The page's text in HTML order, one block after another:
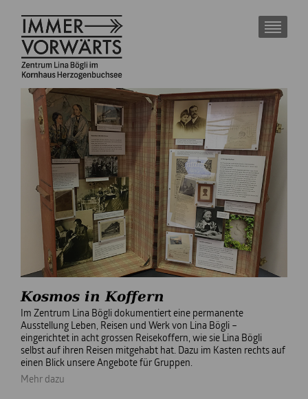
Kosmos in Koffern
Im Zentrum Lina Bögli dokumentiert eine permanente
Ausstellung Leben, Reisen und Werk von Lina Bögli –
eingerichtet in acht grossen Reisekoffern, wie sie Lina Bögli
selbst auf ihren Reisen mitgehabt hat. Dazu im Kasten rechts auf
einen Blick unsere Angebote für Gruppen.
Mehr dazu